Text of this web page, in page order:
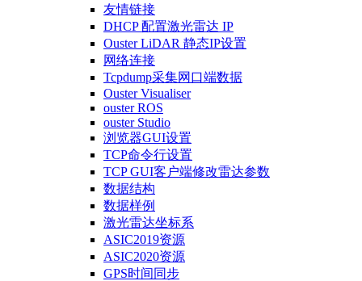
友情链接
DHCP 配置激光雷达 IP
Ouster LiDAR 静态IP设置
网络连接
Tcpdump采集网口端数据
Ouster Visualiser
ouster ROS
ouster Studio
浏览器GUI设置
TCP命令行设置
TCP GUI客户端修改雷达参数
数据结构
数据样例
激光雷达坐标系
ASIC2019资源
ASIC2020资源
GPS时间同步